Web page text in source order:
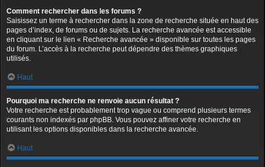
Comment rechercher dans les forums ?
Saisissez un terme à rechercher dans la zone de recherche située en haut des
pages d’index, de forums ou de sujets. La recherche avancée est accessible
en cliquant sur le lien « Recherche avancée » disponible sur toutes les pages
du forum. L’accès à la recherche peut dépendre des thèmes graphiques
utilisés.
Haut
Pourquoi ma recherche ne renvoie aucun résultat ?
Votre recherche est probablement trop vague ou comprend plusieurs termes
courants non indexés par phpBB. Vous pouvez affiner votre recherche en
utilisant les options disponibles dans la recherche avancée.
Haut